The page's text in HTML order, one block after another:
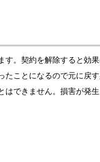
。契約を解除すると効
ことになるので元に戻
できません。損害が発